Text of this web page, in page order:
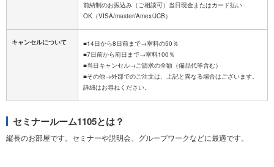
前納制のお振込み（ご相談可）当日現金またはカード払い
キャンセルについて
■14日から8日前まで→室料の50％
■7日前から前日まで→室料100％
■当日キャンセル→ご請求の全額（備品代等含む）
■その他→外部でのご注文は、上記と異なる場合はございます。
セミナールーム1105とは？
縦長のお部屋です。セミナーや説明会、グループワークなどに最適です。